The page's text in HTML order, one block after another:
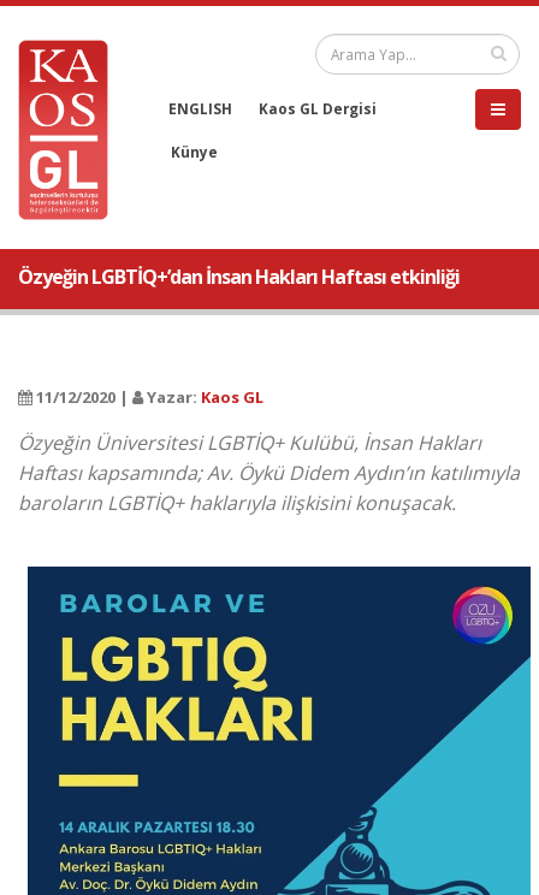
ENGLISH Kaos GL Dergisi
Künye
Özyeğin LGBTİQ+’dan İnsan Hakları Haftası etkinliği
11/12/2020 | Yazar: Kaos GL
Özyeğin Üniversitesi LGBTİQ+ Kulübü, İnsan Hakları
Haftası kapsamında; Av. Öykü Didem Aydın’ın katılımıyla
baroların LGBTİQ+ haklarıyla ilişkisini konuşacak.